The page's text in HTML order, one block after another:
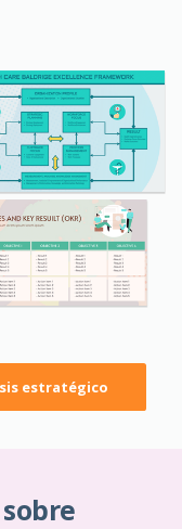
estratégico